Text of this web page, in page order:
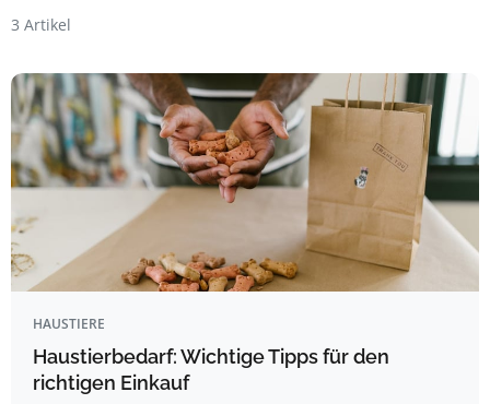
3 Artikel
HAUSTIERE
Haustierbedarf: Wichtige Tipps für den
richtigen Einkauf